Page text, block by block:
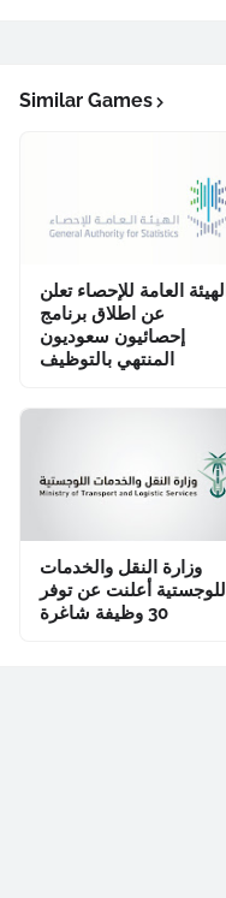
Similar Games
الهيئة العامة للإحصاء تعلن
عن اطلاق برنامج
إحصائيون سعوديون
المنتهي بالتوظيف
وزارة النقل والخدمات
اللوجستية أعلنت عن توفر
30 وظيفة شاغرة